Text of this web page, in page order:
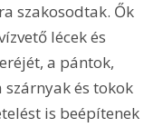
szakosodtak. Ők
lécek és
a pántok,
és tokok
is beépítenek